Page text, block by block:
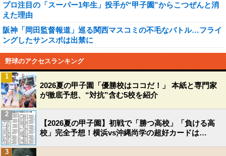
プロ注目の「スーパー1年生」投手が“甲子園”からこつぜんと消
えた理由
阪神「岡田監督報道」巡る関西マスコミの不毛なバトル…フライ
ングしたサンスポは出禁に
野球のアクセスランキング
2026夏の甲子園「優勝校はココだ！」 本紙と専門家
が徹底予想、“対抗”含む5校を紹介
1
【2026夏の甲子園】初戦で「勝つ高校」「負ける高
校」完全予想！横浜vs沖縄尚学の超好カードは…
2
3